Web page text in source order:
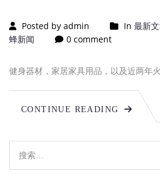
Posted by admin In 最新
蜂新闻
0 comment
健身器材，家居家具用品，以及近两年
CONTINUE READING